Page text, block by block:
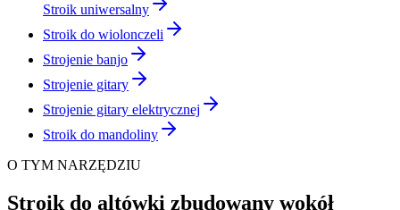
Stroik uniwersalny
Stroik do wiolonczeli
Strojenie banjo
Strojenie gitary
Strojenie gitary elektrycznej
Stroik do mandoliny
O TYM NARZĘDZIU
Stroik do altówki zbudowany wokół